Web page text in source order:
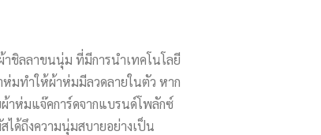
าชิลลาขนนุ่ม ที่มีการนำเทคโนโลยี
ห่มทำให้ผ้าห่มมีลวดลายในตัว หาก
าห่มแจ๊คการ์ดจากแบรนด์โพลักซ์
ด้ถึงความนุ่มสบายอย่างเป็น